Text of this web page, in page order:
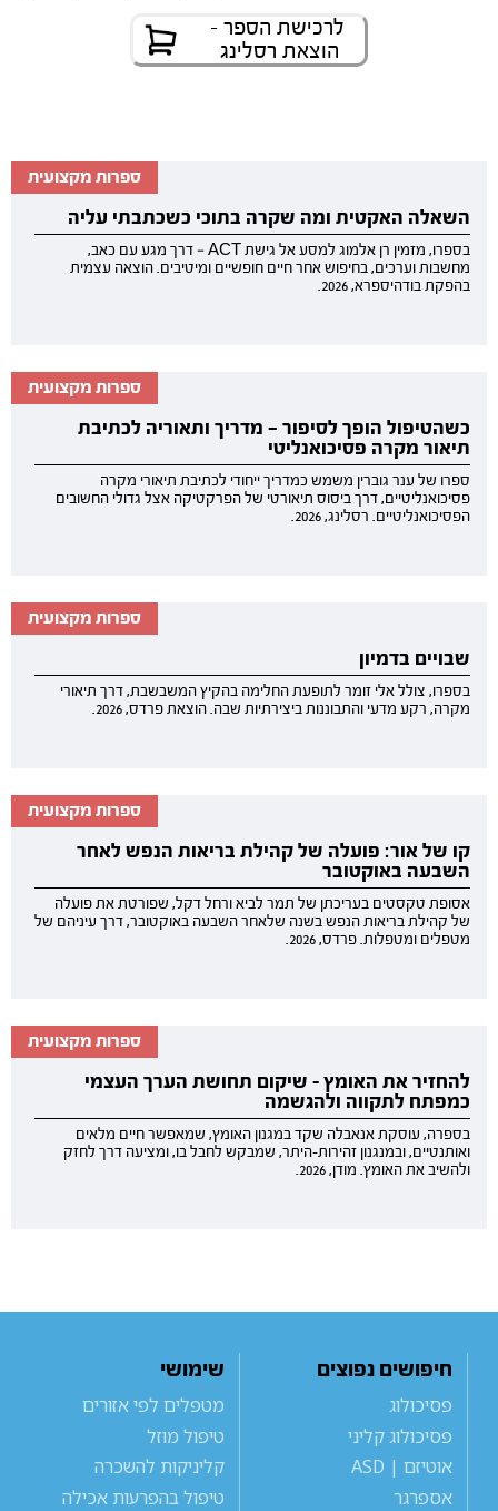
לרכישת הספר -
הוצאת רסלינג
ספרות מקצועית
השאלה האקטית ומה שקרה בתוכי כשכתבתי עליה
בספרו, מזמין רן אלמוג למסע אל גישת ACT — דרך מגע עם כאב,
מחשבות וערכים, בחיפוש אחר חיים חופשיים ומיטיבים. הוצאה עצמית
בהפקת בודהיספרא, 2026.
ספרות מקצועית
כשהטיפול הופך לסיפור — מדריך ותאוריה לכתיבת
תיאור מקרה פסיכואנליטי
ספרו של ענר גוברין משמש כמדריך ייחודי לכתיבת תיאורי מקרה
פסיכואנליטיים, דרך ביסוס תיאורטי של הפרקטיקה אצל גדולי החשובים
הפסיכואנליטיים. רסלינג, 2026.
ספרות מקצועית
שבויים בדמיון
בספרו, צולל אלי זומר לתופעת החלימה בהקיץ המשבשבת, דרך תיאורי
מקרה, רקע מדעי והתבוננות ביצירתיות שבה. הוצאת פרדס, 2026.
ספרות מקצועית
קו של אור: פועלה של קהילת בריאות הנפש לאחר
השבעה באוקטובר
אסופת טקסטים בעריכתן של תמר לביא ורחל דקל, שפורטת את פועלה
של קהילת בריאות הנפש בשנה שלאחר השבעה באוקטובר, דרך עיניהם של
מטפלים ומטפלות. פרדס, 2026.
ספרות מקצועית
להחזיר את האומץ - שיקום תחושת הערך העצמי
כמפתח לתקווה ולהגשמה
בספרה, עוסקת אנאבלה שקד במגנון האומץ, שמאפשר חיים מלאים
ואותנטיים, ובמנגנון זהירות-היתר, שמבקש לחבל בו, ומציעה דרך לחזק
ולהשיב את האומץ. מודן, 2026.
חיפושים נפוצים
פסיכולוג
פסיכולוג קליני
אוטיזם | ASD
אספרגר
שימושי
מטפלים לפי אזורים
טיפול מוזל
קליניקות להשכרה
טיפול בהפרעות אכילה